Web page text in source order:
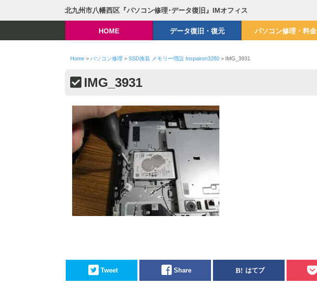
北九州市八幡西区『パソコン修理･データ復旧』IMオフィス
HOME データ復旧・復元 パソコン修理・料金
Home> パソコン修理 > SSD換装 メモリー増設 Inspairon3280> IMG_3931
IMG_3931
Tweet Share はてブ